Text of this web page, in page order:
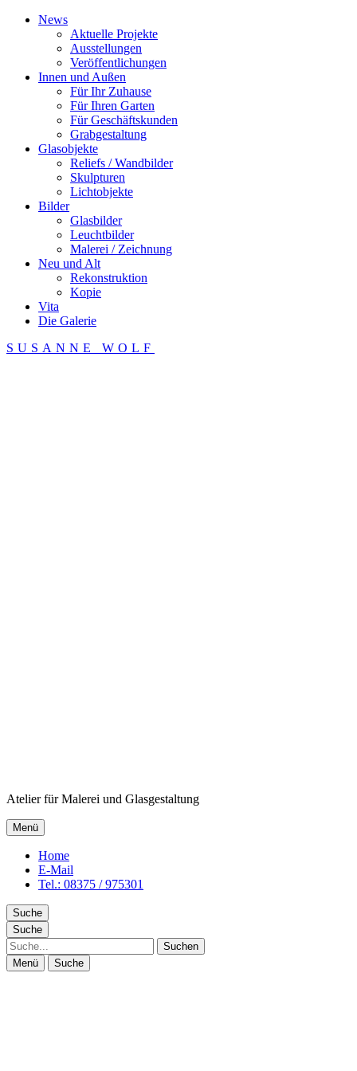
News
Aktuelle Projekte
Ausstellungen
Veröffentlichungen
Innen und Außen
Für Ihr Zuhause
Für Ihren Garten
Für Geschäftskunden
Grabgestaltung
Glasobjekte
Reliefs / Wandbilder
Skulpturen
Lichtobjekte
Bilder
Glasbilder
Leuchtbilder
Malerei / Zeichnung
Neu und Alt
Rekonstruktion
Kopie
Vita
Die Galerie
SUSANNE WOLF
Atelier für Malerei und Glasgestaltung
Menü
Home
E-Mail
Tel.: 08375 / 975301
Suche
Suche
Suche
Menü Suche